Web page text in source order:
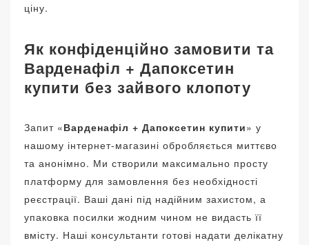
ціну.
Як конфіденційно замовити та
Варденафіл + Дапоксетин
купити без зайвого клопоту
Запит «Варденафіл + Дапоксетин купити» у
нашому інтернет-магазині обробляється миттєво
та анонімно. Ми створили максимально просту
платформу для замовлення без необхідності
реєстрації. Ваші дані під надійним захистом, а
упаковка посилки жодним чином не видасть її
вмісту. Наші консультанти готові надати делікатну